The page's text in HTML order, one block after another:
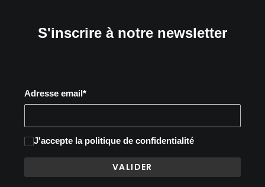
S'inscrire à notre newsletter
Adresse email*
J'accepte la politique de confidentialité